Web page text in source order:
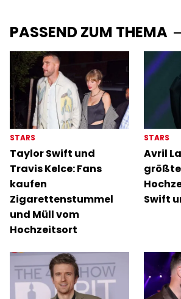
PASSEND ZUM THEMA
STARS
Taylor Swift und
Travis Kelce: Fans
kaufen
Zigarettenstummel
und Müll vom
Hochzeitsort
STARS
Avril
Swift